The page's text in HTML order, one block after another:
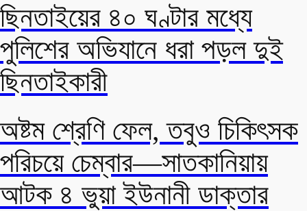
ছিনতাইয়ের ৪০ ঘণ্টার মধ্যে
পুলিশের অভিযানে ধরা পড়ল দুই
ছিনতাইকারী
অষ্টম শ্রেণি ফেল, তবুও চিকিৎসক
পরিচয়ে চেম্বার—সাতকানিয়ায়
আটক ৪ ভুয়া ইউনানী ডাক্তার